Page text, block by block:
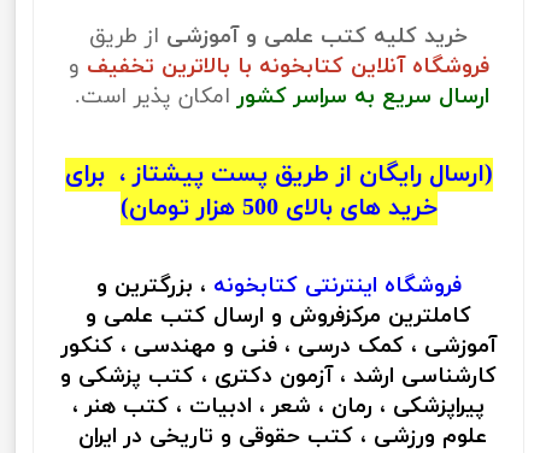
خرید کلیه کتب علمی و آموزشی از طریق
فروشگاه آنلاین کتابخونه با بالاترین تخفیف و
ارسال سریع به سراسر کشور امکان پذیر است.
(ارسال رایگان از طریق پست پیشتاز ، برای
خرید های بالای 500 هزار تومان)
فروشگاه اینترنتی کتابخونه ، بزرگترین و
کاملترین مرکزفروش و ارسال کتب علمی و
آموزشی ، کمک درسی ، فنی و مهندسی ، کنکور
کارشناسی ارشد ، آزمون دکتری ، کتب پزشکی و
پیراپزشکی ، رمان ، شعر ، ادبیات ، کتب هنر ،
علوم ورزشی ، کتب حقوقی و تاریخی در ایران